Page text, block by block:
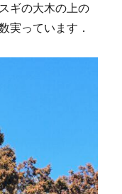
ギの大木の上の
実っています．